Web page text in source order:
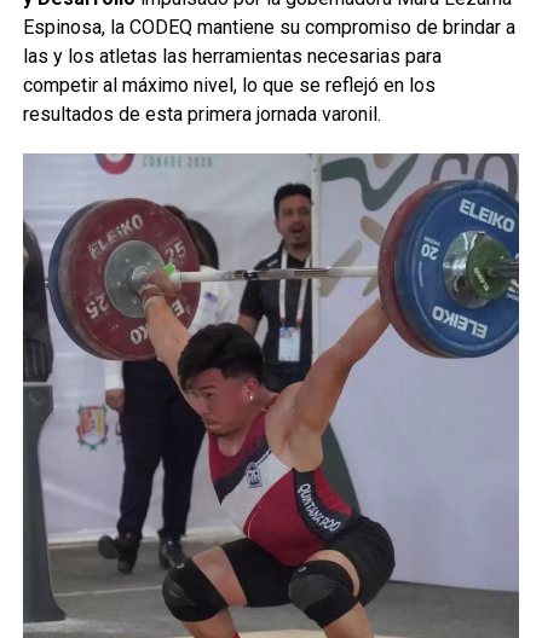
Espinosa, la CODEQ mantiene su compromiso de brindar a
las y los atletas las herramientas necesarias para
competir al máximo nivel, lo que se reflejó en los
resultados de esta primera jornada varonil.